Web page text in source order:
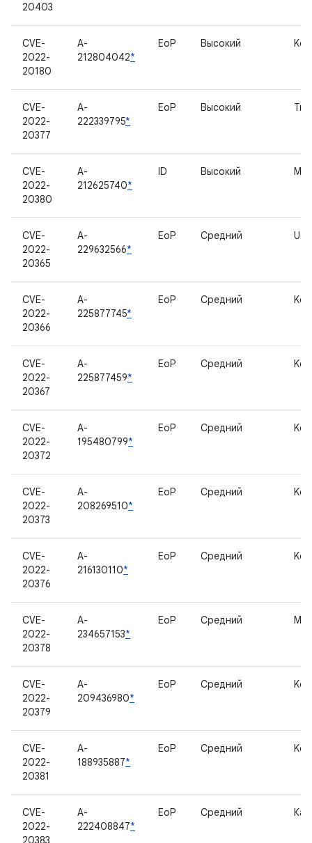
20403
CVE-
2022-
20180
A-
212804042*
EoP Высокий
CVE-
2022-
20377
A-
222339795*
EoP Высокий
CVE-
2022-
20380
A-
212625740*
ID Высокий
CVE-
2022-
20365
A-
229632566*
EoP Средний
CVE-
2022-
20366
A-
225877745*
EoP Средний
CVE-
2022-
20367
A-
225877459*
EoP Средний
CVE-
2022-
20372
A-
195480799*
EoP Средний
CVE-
2022-
20373
A-
208269510*
EoP Средний
CVE-
2022-
20376
A-
216130110*
EoP Средний
CVE-
2022-
20378
A-
234657153*
EoP Средний
CVE-
2022-
20379
A-
209436980*
EoP Средний
CVE-
2022-
20381
A-
188935887*
EoP Средний
CVE-
2022-
20383
A-
222408847*
EoP Средний